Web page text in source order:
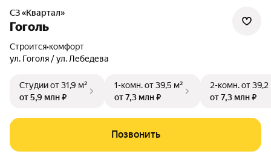
СЗ «Квартал»
Гоголь
Строится•комфорт
ул. Гоголя / ул. Лебедева
Студииот 31,9 м²
от 5,9 млн ₽
1-комн.от 39,5 м²
от 7,3 млн ₽
2-комн.от 39,2
от 7,3 млн ₽
Позвонить